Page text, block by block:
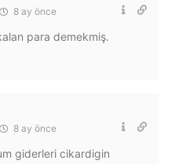
8 ay önce
para demekmiş.
8 ay önce
giderleri cikardigin